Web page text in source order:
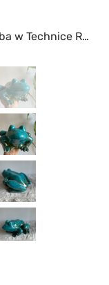
Ceramiczna Żaba – Unikatowa Rzeźba w Technice Raku